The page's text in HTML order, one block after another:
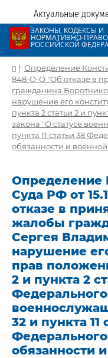
Актуальные
ЗАКОНЫ, КОДЕКСЫ И
НОРМАТИВНО-
РОССИЙСКОЙ
| Определение
848-О-О "Об отказе в
гражданина
нарушение его
пункта 2 статьи 2 и
закона "О статусе
пункта 11 статьи 38
обязанности и
Определение
Суда РФ от
отказе в
жалобы
Сергея
нарушение
прав
2 и пункта 2
32 и пункта 11
обязанности